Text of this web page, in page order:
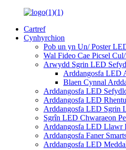
Cartref
Cynhyrchion
Pob un yn Un/ Poster
Wal Fideo Cae Picsel
Arwydd Sgrin LED
Arddangosfa LED
Blaen Cynnal
Arddangosfa LED
Arddangosfa LED
Arddangosfa LED Sgrin
Sgrîn LED Chwaraeon
Arddangosfa LED Llawr
Arddangosfa Faner
Arddangosfa LED